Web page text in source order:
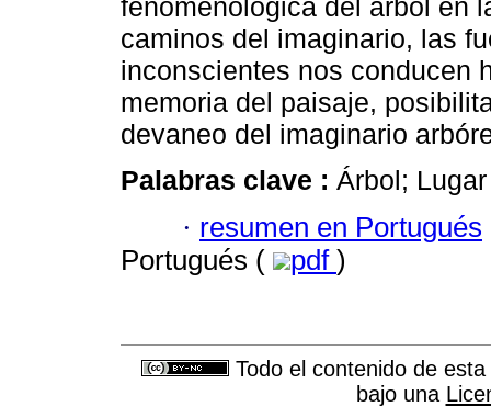
fenomenológica del árbol en
caminos del imaginario, las
inconscientes nos conducen
memoria del paisaje,
devaneo del imaginario
Palabras clave : Árbol;
· resumen en Portugués
Portugués (
pdf )
Todo el contenido de
bajo una